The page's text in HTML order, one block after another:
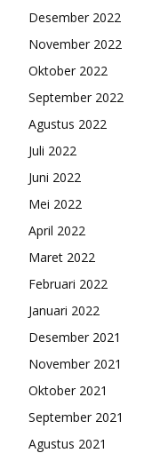
Desember 2022
November 2022
Oktober 2022
September 2022
Agustus 2022
Juli 2022
Juni 2022
Mei 2022
April 2022
Maret 2022
Februari 2022
Januari 2022
Desember 2021
November 2021
Oktober 2021
September 2021
Agustus 2021